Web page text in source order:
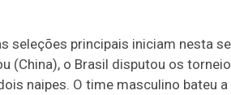
seleções principais iniciam nesta
(China), o Brasil disputou os
naipes. O time masculino bateu